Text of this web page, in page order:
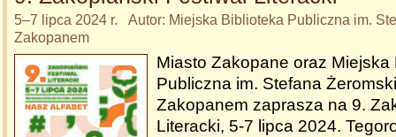
5–7 lipca 2024 r. Autor: Miejska Biblioteka Publiczna im.
Zakopanem
Miasto Zakopane oraz Miejska
Publiczna im. Stefana
Zakopanem zaprasza na 9.
Literacki, 5-7 lipca 2024.